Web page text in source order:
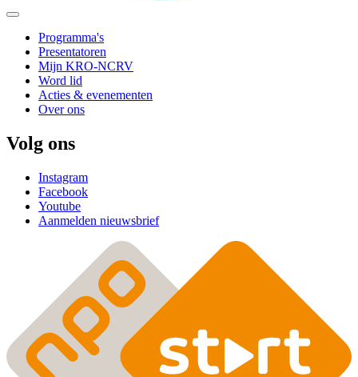
Programma's
Presentatoren
Mijn KRO-NCRV
Word lid
Acties & evenementen
Over ons
Volg ons
Instagram
Facebook
Youtube
Aanmelden nieuwsbrief